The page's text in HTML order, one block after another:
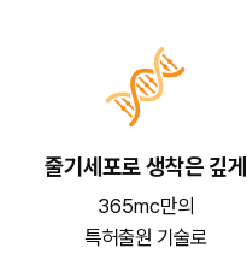
줄기세포로 생착은 깊게
365mc만의
특허출원 기술로